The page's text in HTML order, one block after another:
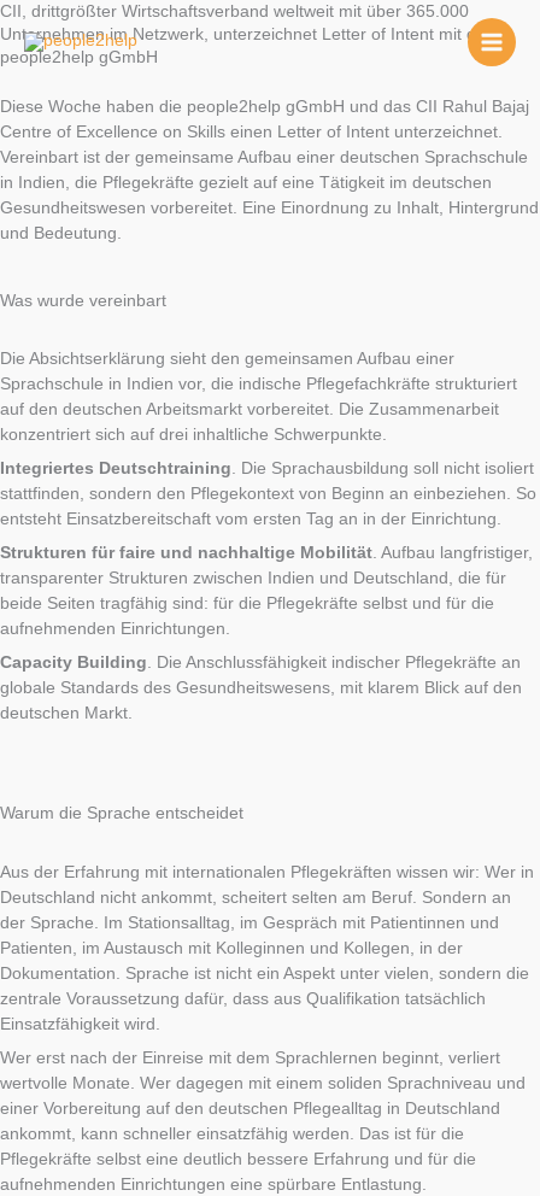
Zum
Inhalt
springen
CII, drittgrößter Wirtschaftsverband weltweit mit über 365.000
Unternehmen im Netzwerk, unterzeichnet Letter of Intent mit der
people2help gGmbH
Diese Woche haben die people2help gGmbH und das CII Rahul Bajaj
Centre of Excellence on Skills einen Letter of Intent unterzeichnet.
Vereinbart ist der gemeinsame Aufbau einer deutschen Sprachschule
in Indien, die Pflegekräfte gezielt auf eine Tätigkeit im deutschen
Gesundheitswesen vorbereitet. Eine Einordnung zu Inhalt, Hintergrund
und Bedeutung.
Was wurde vereinbart
Die Absichtserklärung sieht den gemeinsamen Aufbau einer
Sprachschule in Indien vor, die indische Pflegefachkräfte strukturiert
auf den deutschen Arbeitsmarkt vorbereitet. Die Zusammenarbeit
konzentriert sich auf drei inhaltliche Schwerpunkte.
Integriertes Deutschtraining. Die Sprachausbildung soll nicht isoliert
stattfinden, sondern den Pflegekontext von Beginn an einbeziehen. So
entsteht Einsatzbereitschaft vom ersten Tag an in der Einrichtung.
Strukturen für faire und nachhaltige Mobilität. Aufbau langfristiger,
transparenter Strukturen zwischen Indien und Deutschland, die für
beide Seiten tragfähig sind: für die Pflegekräfte selbst und für die
aufnehmenden Einrichtungen.
Capacity Building . Die Anschlussfähigkeit indischer Pflegekräfte an
globale Standards des Gesundheitswesens, mit klarem Blick auf den
deutschen Markt.
Warum die Sprache entscheidet
Aus der Erfahrung mit internationalen Pflegekräften wissen wir: Wer in
Deutschland nicht ankommt, scheitert selten am Beruf. Sondern an
der Sprache. Im Stationsalltag, im Gespräch mit Patientinnen und
Patienten, im Austausch mit Kolleginnen und Kollegen, in der
Dokumentation. Sprache ist nicht ein Aspekt unter vielen, sondern die
zentrale Voraussetzung dafür, dass aus Qualifikation tatsächlich
Einsatzfähigkeit wird.
Wer erst nach der Einreise mit dem Sprachlernen beginnt, verliert
wertvolle Monate. Wer dagegen mit einem soliden Sprachniveau und
einer Vorbereitung auf den deutschen Pflegealltag in Deutschland
ankommt, kann schneller einsatzfähig werden. Das ist für die
Pflegekräfte selbst eine deutlich bessere Erfahrung und für die
aufnehmenden Einrichtungen eine spürbare Entlastung.